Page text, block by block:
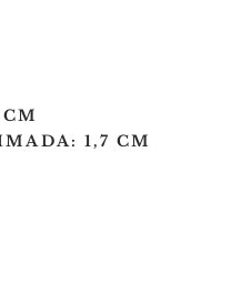
1,7 CM